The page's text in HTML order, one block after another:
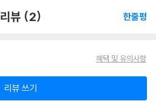
리뷰 (2) 한줄평
혜택 및 유의사항
리뷰 쓰기